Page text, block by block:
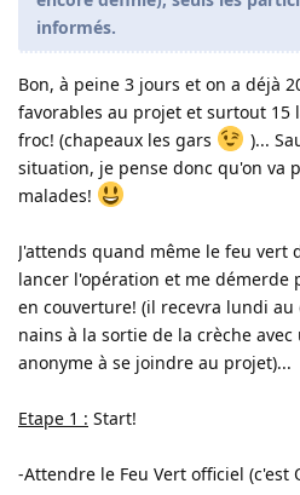
informés.
Bon, à peine 3 jours et on a déjà
favorables au projet et surtout 15
froc! (chapeaux les gars
)...
situation, je pense donc qu'on va
malades!
J'attends quand même le feu vert
lancer l'opération et me démerde
en couverture! (il recevra lundi
nains à la sortie de la crèche
anonyme à se joindre au projet)...
Etape 1 : Start!
-Attendre le Feu Vert officiel (c'est